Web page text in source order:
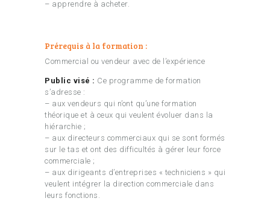
– apprendre à acheter.
Prérequis à la formation :
Commercial ou vendeur avec de l’expérience
Public visé : Ce programme de formation
s’adresse :
– aux vendeurs qui n’ont qu’une formation
théorique et à ceux qui veulent évoluer dans la
hiérarchie ;
– aux directeurs commerciaux qui se sont formés
sur le tas et ont des difficultés à gérer leur force
commerciale ;
– aux dirigeants d’entreprises « techniciens » qui
veulent intégrer la direction commerciale dans
leurs fonctions.